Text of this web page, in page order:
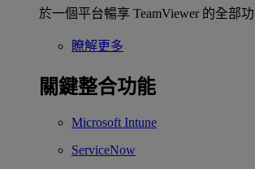
於一個平台暢享 TeamViewer 的全部功
瞭解更多
關鍵整合功能
Microsoft Intune
ServiceNow